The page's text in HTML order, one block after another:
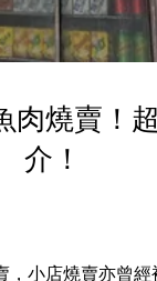
肉燒賣！
介！
小店燒賣亦曾